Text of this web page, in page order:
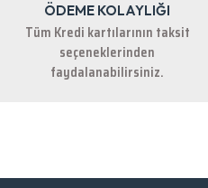
ÖDEME KOLAYLIĞI
Tüm Kredi kartılarının taksit
seçeneklerinden
faydalanabilirsiniz.